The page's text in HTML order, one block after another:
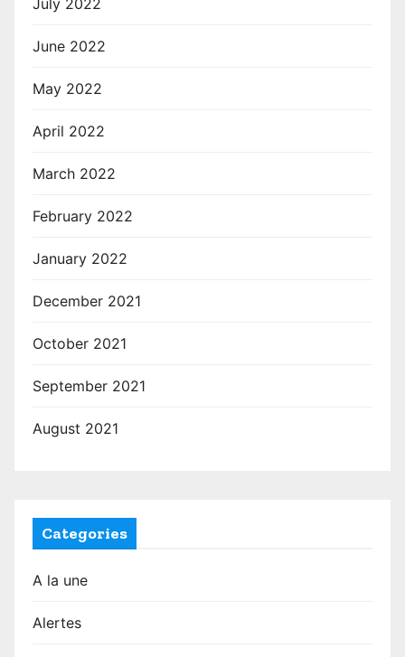
July 2022
June 2022
May 2022
April 2022
March 2022
February 2022
January 2022
December 2021
October 2021
September 2021
August 2021
Categories
A la une
Alertes